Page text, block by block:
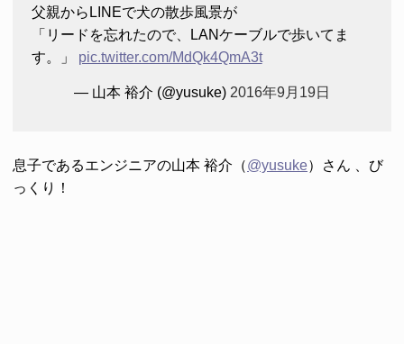
父親からLINEで犬の散歩風景が
「リードを忘れたので、LANケーブルで歩いてま
す。」 pic.twitter.com/MdQk4QmA3t
— 山本 裕介 (@yusuke) 2016年9月19日
息子であるエンジニアの山本 裕介（@yusuke）さん 、び
っくり！